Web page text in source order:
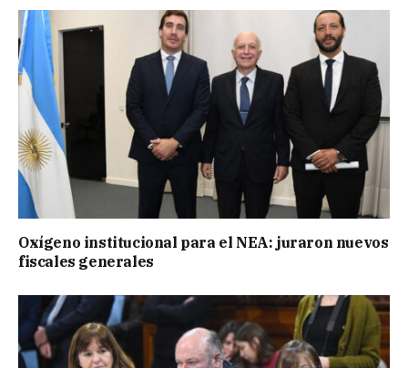
Oxígeno institucional para el NEA: juraron nuevos
fiscales generales